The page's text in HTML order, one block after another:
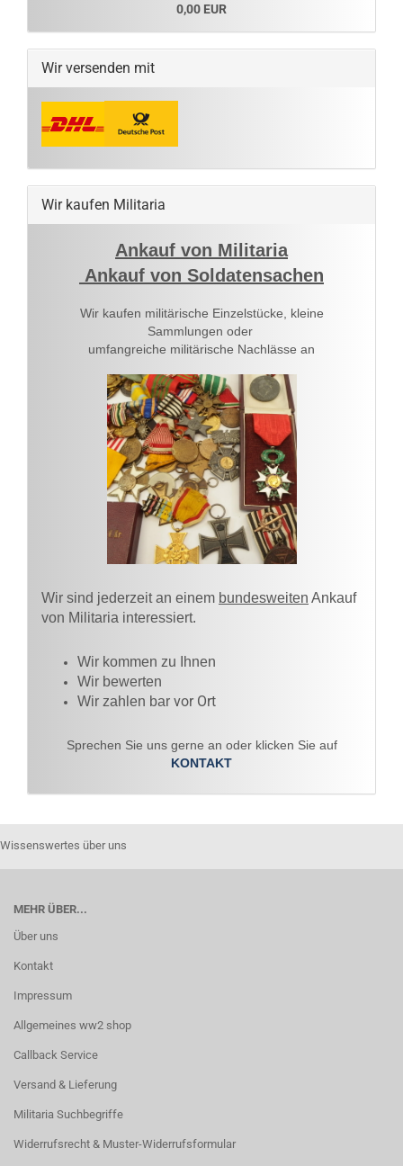
0,00 EUR
Wir versenden mit
Wir kaufen Militaria
Ankauf von Militaria
Ankauf von Soldatensachen
Wir kaufen militärische Einzelstücke, kleine
Sammlungen oder
umfangreiche militärische Nachlässe an
Wir sind jederzeit an einem bundesweiten Ankauf
von Militaria interessiert.
Wir kommen zu Ihnen​
Wir bewerten
Wir zahlen bar vor Ort
Sprechen Sie uns gerne an oder klicken Sie auf
KONTAKT
Wissenswertes über uns
MEHR ÜBER...
Über uns
Kontakt
Impressum
Allgemeines ww2 shop
Callback Service
Versand & Lieferung
Militaria Suchbegriffe
Widerrufsrecht & Muster-Widerrufsformular